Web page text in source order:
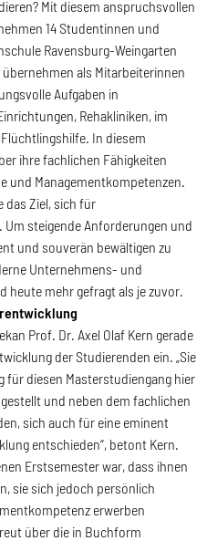
Mit diesem anspruchsvollen
14 Studentinnen und
Ravensburg-Weingarten
als Mitarbeiterinnen
Aufgaben in
Rehakliniken, im
In diesem
ihre fachlichen Fähigkeiten
und Managementkompetenzen.
das Ziel, sich für
steigende Anforderungen und
und souverän bewältigen zu
Unternehmens- und
heute mehr gefragt als je zuvor.
Prof. Dr. Axel Olaf Kern gerade
der Studierenden ein. „Sie
für diesen Masterstudiengang hier
und neben dem fachlichen
sich auch für eine eminent
entschieden“, betont Kern.
Erstsemester war, dass ihnen
sie sich jedoch persönlich
erwerben
über die in Buchform